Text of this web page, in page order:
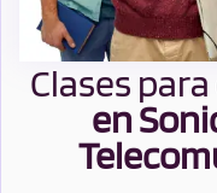
Clases
en